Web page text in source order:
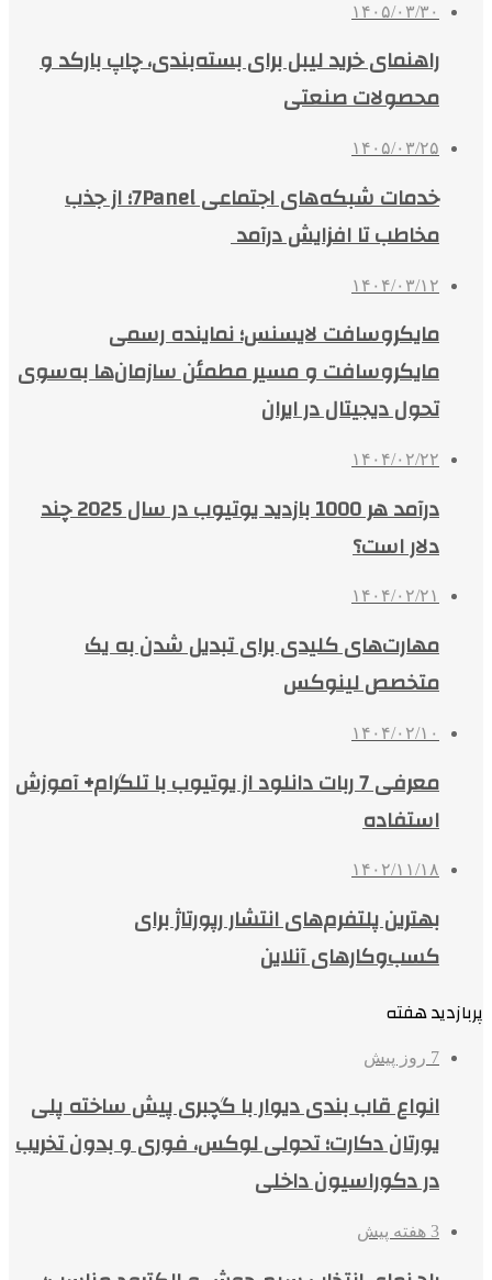
۱۴۰۵/۰۳/۳۰
راهنمای خرید لیبل برای بسته‌بندی، چاپ بارکد و
محصولات صنعتی
۱۴۰۵/۰۳/۲۵
خدمات شبکه‌های اجتماعی 7Panel؛ از جذب
مخاطب تا افزایش درآمد
۱۴۰۴/۰۳/۱۲
مایکروسافت لایسنس؛ نماینده رسمی
مایکروسافت و مسیر مطمئن سازمان‌ها به‌سوی
تحول دیجیتال در ایران
۱۴۰۴/۰۲/۲۲
درآمد هر 1000 بازدید یوتیوب در سال 2025 چند
دلار است؟
۱۴۰۴/۰۲/۲۱
مهارت‌های کلیدی برای تبدیل شدن به یک
متخصص لینوکس
۱۴۰۴/۰۲/۱۰
معرفی 7 ربات دانلود از یوتیوب با تلگرام+ آموزش
استفاده
۱۴۰۲/۱۱/۱۸
بهترین پلتفرم‌های انتشار رپورتاژ برای
کسب‌وکارهای آنلاین
پربازدید هفته
7 روز پیش
انواع قاب بندی دیوار با گچبری پیش ساخته پلی
یورتان دکارت؛ تحولی لوکس، فوری و بدون تخریب
در دکوراسیون داخلی
3 هفته پیش